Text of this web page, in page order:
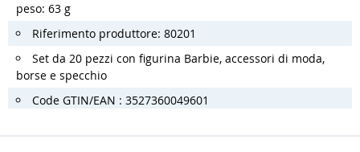
peso: 63 g
Riferimento produttore: 80201
Set da 20 pezzi con figurina Barbie, accessori di moda,
borse e specchio
Code GTIN/EAN : 3527360049601